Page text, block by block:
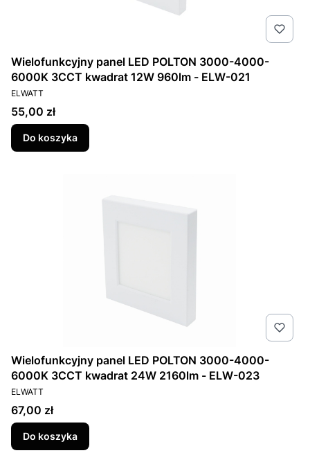
Wielofunkcyjny panel LED POLTON 3000-4000-
6000K 3CCT kwadrat 12W 960lm - ELW-021
PRODUCENT
ELWATT
Cena
55,00 zł
Do koszyka
Wielofunkcyjny panel LED POLTON 3000-4000-
6000K 3CCT kwadrat 24W 2160lm - ELW-023
PRODUCENT
ELWATT
Cena
67,00 zł
Do koszyka